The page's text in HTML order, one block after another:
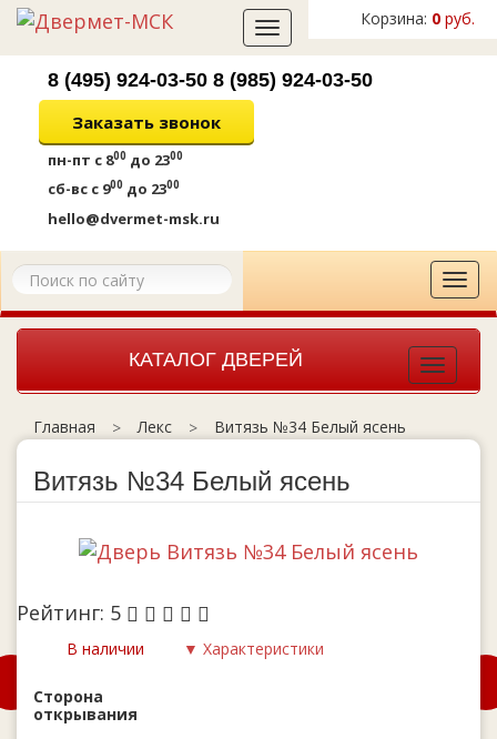
Корзина: 0 руб.
Toggle
navigation
8 (495) 924-03-50 8 (985) 924-03-50
Заказать звонок
пн-пт с 800 до 2300
сб-вс с 900 до 2300
hello@dvermet-msk.ru
КАТАЛОГ ДВЕРЕЙ
Toggle
Главная Лекс Витязь №34 Белый ясень
Витязь №34 Белый ясень
Рейтинг: 5
В наличии ▼ Характеристики
Сторона
открывания